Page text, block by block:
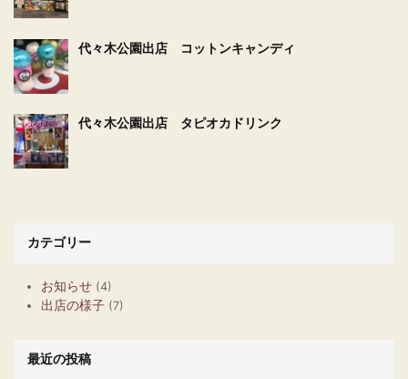
代々木公園出店 コットンキャンディ
代々木公園出店 タピオカドリンク
カテゴリー
お知らせ (4)
出店の様子 (7)
最近の投稿